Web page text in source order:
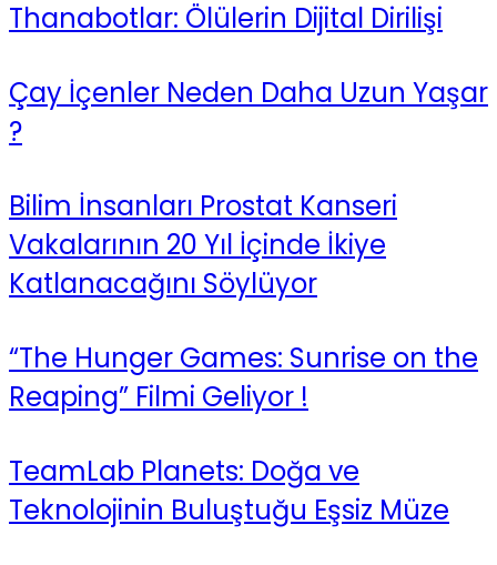
Thanabotlar: Ölülerin Dijital Dirilişi
Çay İçenler Neden Daha Uzun Yaşar
?
Bilim İnsanları Prostat Kanseri
Vakalarının 20 Yıl İçinde İkiye
Katlanacağını Söylüyor
“The Hunger Games: Sunrise on the
Reaping” Filmi Geliyor !
TeamLab Planets: Doğa ve
Teknolojinin Buluştuğu Eşsiz Müze